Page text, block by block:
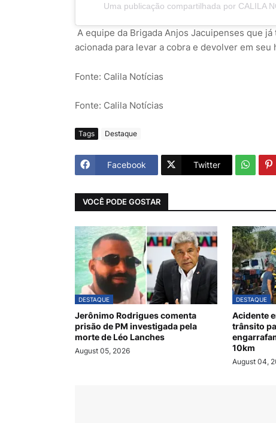
Uma publicação compartilhada por CALILA
A equipe da Brigada Anjos Jacuipenses que
acionada para levar a cobra e devolver em seu
Fonte: Calila Notícias
Fonte: Calila Notícias
Tags Destaque
Facebook Twitter
VOCÊ PODE GOSTAR
DESTAQUE
Jerônimo Rodrigues comenta
prisão de PM investigada pela
morte de Léo Lanches
August 05, 2026
DESTAQUE
Acidente
trânsito
10km
August 04,